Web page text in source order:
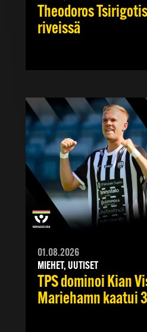
Theodoros
riveissä
01.08.2026
MIEHET, UUTISET
TPS dominoi Kian
Mariehamn kaatui